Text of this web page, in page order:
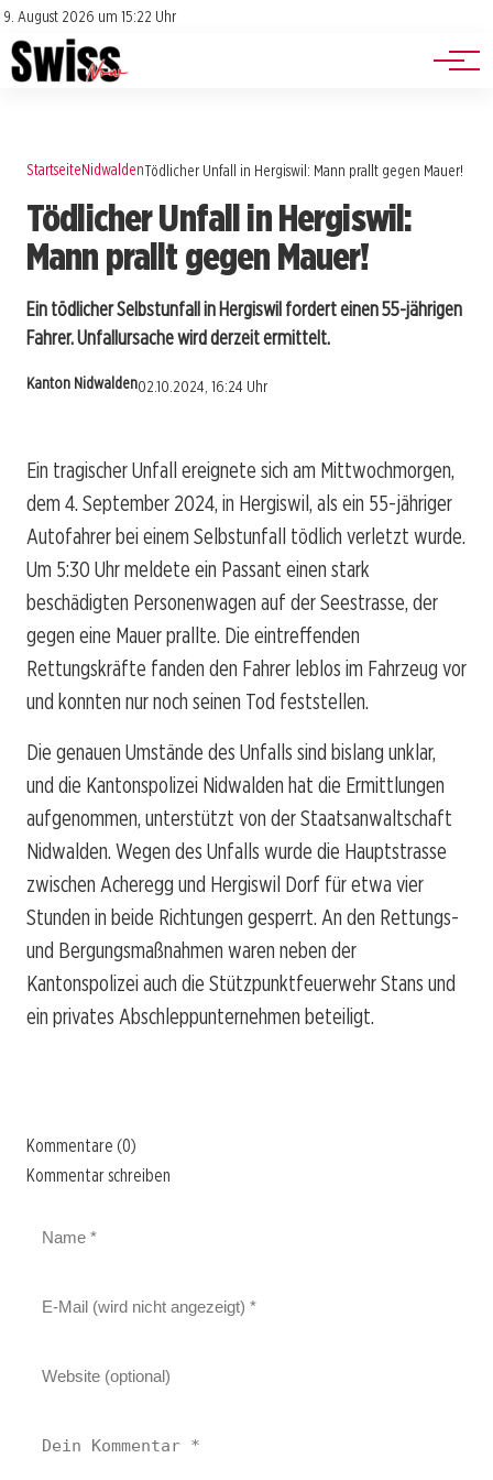
9. August 2026 um 15:22 Uhr
Impressum
Datenschutz
Jobs
Events
StartseiteNidwaldenTödlicher Unfall in Hergiswil: Mann prallt gegen Mauer!
Tödlicher Unfall in Hergiswil:
Mann prallt gegen Mauer!
Ein tödlicher Selbstunfall in Hergiswil fordert einen 55-jährigen
Fahrer. Unfallursache wird derzeit ermittelt.
Kanton Nidwalden02.10.2024, 16:24 Uhr
Ein tragischer Unfall ereignete sich am Mittwochmorgen,
dem 4. September 2024, in Hergiswil, als ein 55-jähriger
Autofahrer bei einem Selbstunfall tödlich verletzt wurde.
Um 5:30 Uhr meldete ein Passant einen stark
beschädigten Personenwagen auf der Seestrasse, der
gegen eine Mauer prallte. Die eintreffenden
Rettungskräfte fanden den Fahrer leblos im Fahrzeug vor
und konnten nur noch seinen Tod feststellen.
Die genauen Umstände des Unfalls sind bislang unklar,
und die Kantonspolizei Nidwalden hat die Ermittlungen
aufgenommen, unterstützt von der Staatsanwaltschaft
Nidwalden. Wegen des Unfalls wurde die Hauptstrasse
zwischen Acheregg und Hergiswil Dorf für etwa vier
Stunden in beide Richtungen gesperrt. An den Rettungs-
und Bergungsmaßnahmen waren neben der
Kantonspolizei auch die Stützpunktfeuerwehr Stans und
ein privates Abschleppunternehmen beteiligt.
Kommentare (0)
Kommentar schreiben